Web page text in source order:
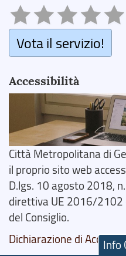
Vota il servizio!
Accessibilità
Città Metropolitana di
il proprio sito web
D.lgs. 10 agosto 2018,
direttiva UE 2016/2102
del Consiglio.
Dichiarazione di
Info